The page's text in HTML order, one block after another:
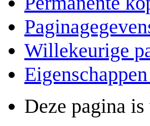
Willekeurige
Deze pagina